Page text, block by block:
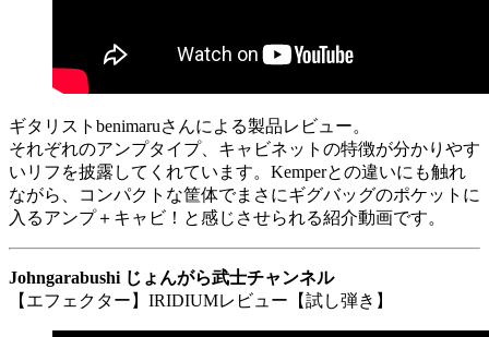
ギタリストbenimaruさんによる製品レビュー。
それぞれのアンプタイプ、キャビネットの特徴が分かりやす
いリフを披露してくれています。Kemperとの違いにも触れ
ながら、コンパクトな筐体でまさにギグバッグのポケットに
入るアンプ＋キャビ！と感じさせられる紹介動画です。
Johngarabushi じょんがら武士チャンネル
【エフェクター】IRIDIUMレビュー【試し弾き】